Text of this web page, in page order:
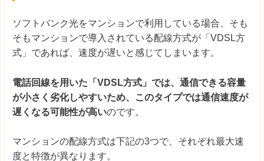
ソフトバンク光をマンションで利用している場合、そも
そもマンションで導入されている配線方式が「VDSL方
式」であれば、速度が遅いと感じてしまいます。
電話回線を用いた「VDSL方式」では、通信できる容量
が小さく劣化しやすいため、このタイプでは通信速度が
遅くなる可能性が高いのです。
マンションの配線方式は下記の3つで、それぞれ最大速
度と特徴が異なります。